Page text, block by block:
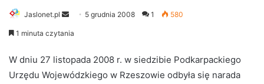
Jaslonet.pl
e
d
a
5 grudnia 2008 1 580
1 minuta czytania
W dniu 27 listopada 2008 r. w siedzibie Podkarpackiego
Urzędu Wojewódzkiego w Rzeszowie odbyła się narada